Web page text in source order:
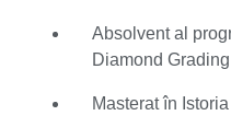
activitatea în continuare
împărtășind din
abilitatea unică de a
Absolvent al
Diamond Grading
Masterat în